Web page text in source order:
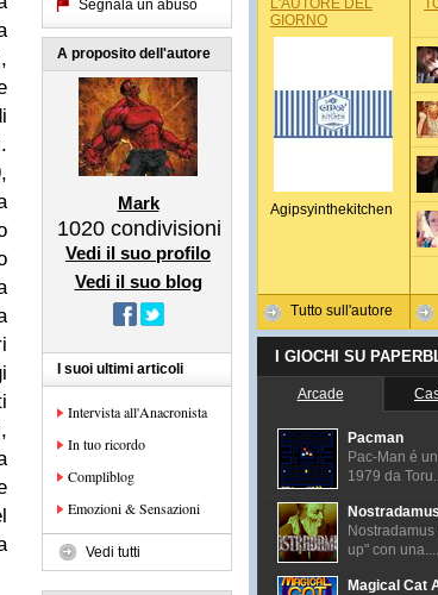
Segnala un abuso
A proposito dell'autore
Mark
1020 condivisioni
Vedi il suo profilo
Vedi il suo blog
I suoi ultimi articoli
Intervista all'Anacronista
In tuo ricordo
Compliblog
Emozioni & Sensazioni
Vedi tutti
L'AUTORE DEL
GIORNO
Agipsyinthekitchen
Tutto sull'autore
I GIOCHI SU
Arcade
Pacman
Pac-Man é
1979 da
Nostradamus
up" con
Magical Cat